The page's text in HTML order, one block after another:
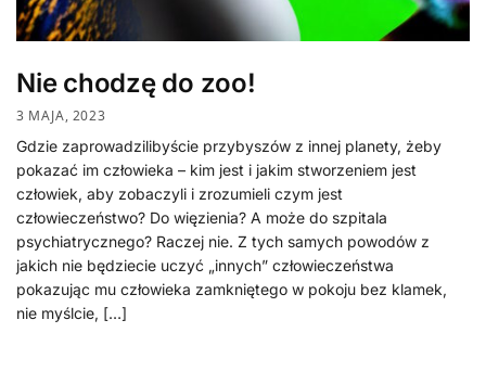
Nie chodzę do zoo!
3 MAJA, 2023
Gdzie zaprowadzilibyście przybyszów z innej planety, żeby
pokazać im człowieka – kim jest i jakim stworzeniem jest
człowiek, aby zobaczyli i zrozumieli czym jest
człowieczeństwo? Do więzienia? A może do szpitala
psychiatrycznego? Raczej nie. Z tych samych powodów z
jakich nie będziecie uczyć „innych” człowieczeństwa
pokazując mu człowieka zamkniętego w pokoju bez klamek,
nie myślcie, […]